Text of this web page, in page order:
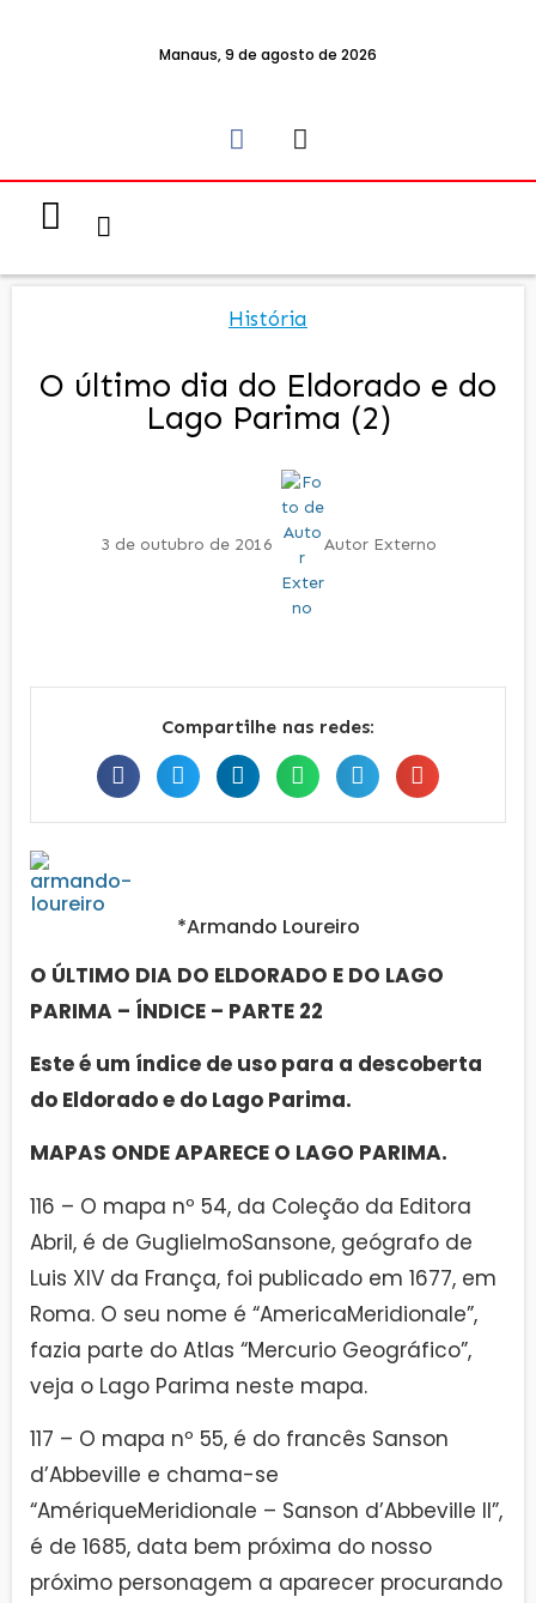
Manaus, 9 de agosto de 2026
História
O último dia do Eldorado e do
Lago Parima (2)
3 de outubro de 2016 Autor Externo
Compartilhe nas redes:
*Armando Loureiro
O ÚLTIMO DIA DO ELDORADO E DO LAGO
PARIMA – ÍNDICE – PARTE 22
Este é um índice de uso para a descoberta
do Eldorado e do Lago Parima.
MAPAS ONDE APARECE O LAGO PARIMA.
116 – O mapa nº 54, da Coleção da Editora
Abril, é de GuglielmoSansone, geógrafo de
Luis XIV da França, foi publicado em 1677, em
Roma. O seu nome é “AmericaMeridionale”,
fazia parte do Atlas “Mercurio Geográfico”,
veja o Lago Parima neste mapa.
117 – O mapa nº 55, é do francês Sanson
d’Abbeville e chama-se
“AmériqueMeridionale – Sanson d’Abbeville II”,
é de 1685, data bem próxima do nosso
próximo personagem a aparecer procurando